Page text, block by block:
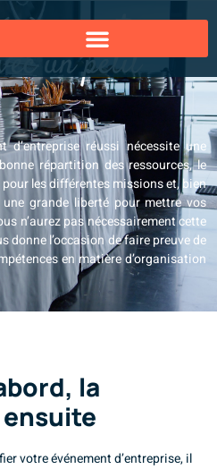
un petit
d’entreprise réussi nécessite une
répartition des ressources, le
les différentes missions et, bien
grande liberté pour mettre vos
n’aurez pas nécessairement cette
donne l’occasion de faire preuve de
en matière d’organisation
la
votre événement d’entreprise, il